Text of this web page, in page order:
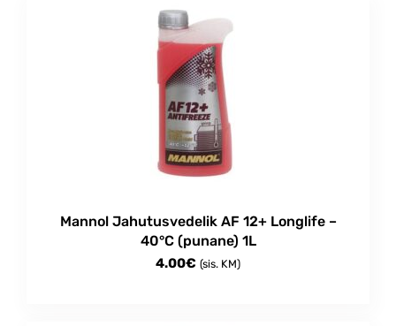
Mannol Jahutusvedelik AF 12+ Longlife –
40°C (punane) 1L
4.00€ (sis. KM)